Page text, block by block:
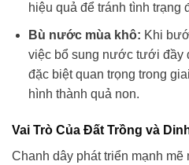
hiệu quả để tránh tình trạng
Bù nước mùa khô: Khi
việc bổ sung nước tưới đầy
đặc biệt quan trọng trong
hình thành quả non.
Vai Trò Của Đất Trồng và
Chanh dây phát triển mạnh mẽ